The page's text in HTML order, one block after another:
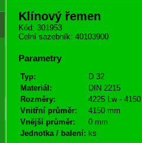
Klínový řemen
Kód: 301953
Celní sazebník: 40103900
Parametry
Typ:
D 32
Materiál:
DIN 2215
Rozměry:
4225 Lw -
Vnitřní průměr:
4150 mm
Vnější průměr:
0 mm
Jednotka / balení: ks